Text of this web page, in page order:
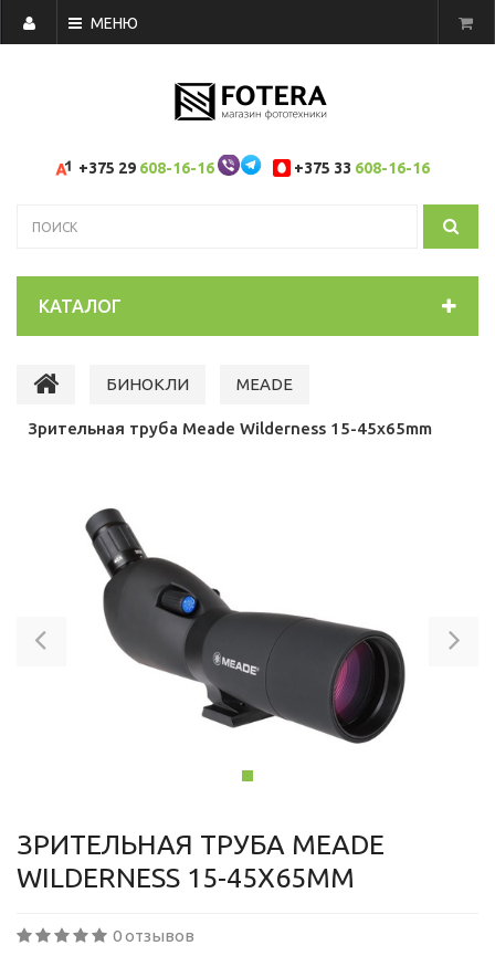
МЕНЮ
+375 29 608-16-16 +375 33 608-16-16
КАТАЛОГ
БИНОКЛИ MEADE
Зрительная труба Meade Wilderness 15-45x65mm
Previous
ЗРИТЕЛЬНАЯ ТРУБА MEADE
WILDERNESS 15-45X65MM
0 отзывов